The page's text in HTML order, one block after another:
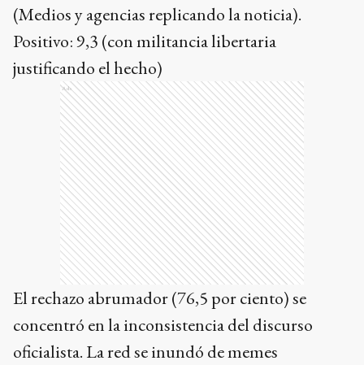
(Medios y agencias replicando la noticia).
Positivo: 9,3 (con militancia libertaria
justificando el hecho)
Ads
El rechazo abrumador (76,5 por ciento) se
concentró en la inconsistencia del discurso
oficialista. La red se inundó de memes